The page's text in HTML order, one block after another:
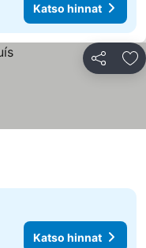
Katso hinnat
Jaa
Katso hinnat